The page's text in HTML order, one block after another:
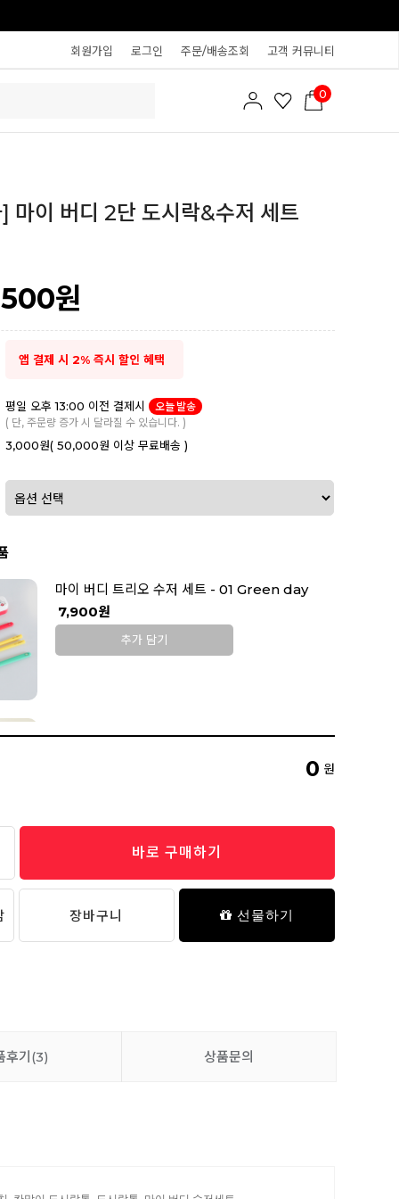
회원가입 로그인 주문/배송조회 고객 커뮤니티
0
마이 버디 2단 도시락&수저 세트
원
앱 결제 시 2% 즉시 할인 혜택
평일 오후 13:00 이전 결제시
오늘 발송
( 단, 주문량 증가 시 달라질 수 있습니다. )
3,000원( 50,000원 이상 무료배송 )
마이 버디 트리오 수저 세트 - 01 Green day
7,900원
추가 담기
0 원
바로 구매하기
장바구니 선물하기
후기(3) 상품문의